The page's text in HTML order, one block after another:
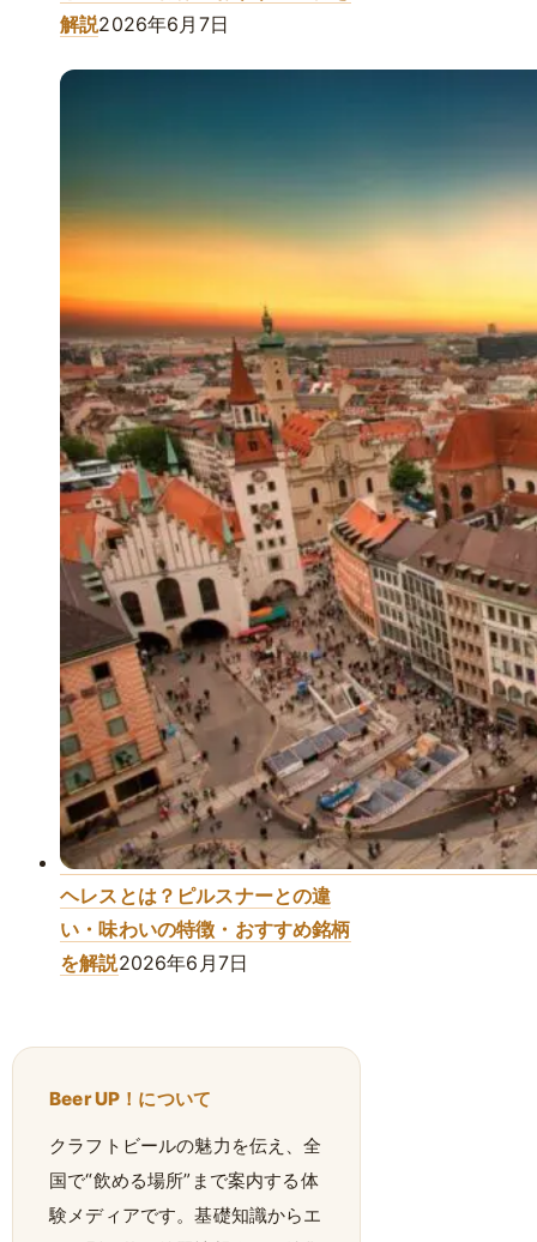
解説2026年6月7日
ヘレスとは？ピルスナーとの違
い・味わいの特徴・おすすめ銘柄
を解説2026年6月7日
Beer UP！について
クラフトビールの魅力を伝え、全
国で“飲める場所”まで案内する体
験メディアです。基礎知識からエ